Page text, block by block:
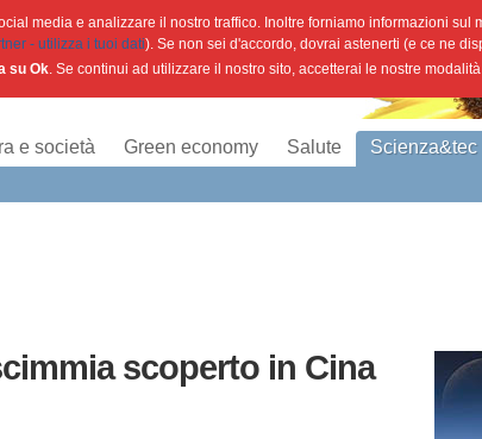
e società Green economy Salute Scienza&tec
scoperto in Cina
media e analizzare il nostro traffico. Inoltre forniamo informazioni
- utilizza i tuoi dati). Se non sei d'accordo, dovrai astenerti (e ce ne
su Ok. Se continui ad utilizzare il nostro sito, accetterai le nostre